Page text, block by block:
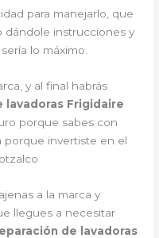
para manejarlo, que
dándole instrucciones y
lo máximo.
y al final habrás
lavadoras Frigidaire
porque sabes con
porque invertiste en el
a la marca y
llegues a necesitar
de lavadoras